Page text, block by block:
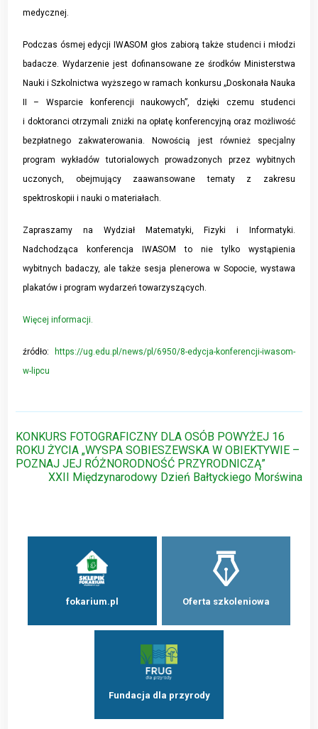
medycznej.
Podczas ósmej edycji IWASOM głos zabiorą także studenci i młodzi
badacze. Wydarzenie jest dofinansowane ze środków Ministerstwa
Nauki i Szkolnictwa wyższego w ramach konkursu „Doskonała Nauka
II – Wsparcie konferencji naukowych”, dzięki czemu studenci
i doktoranci otrzymali zniżki na opłatę konferencyjną oraz możliwość
bezpłatnego zakwaterowania. Nowością jest również specjalny
program wykładów tutorialowych prowadzonych przez wybitnych
uczonych, obejmujący zaawansowane tematy z zakresu
spektroskopii i nauki o materiałach.
Zapraszamy na Wydział Matematyki, Fizyki i Informatyki.
Nadchodząca konferencja IWASOM to nie tylko wystąpienia
wybitnych badaczy, ale także sesja plenerowa w Sopocie, wystawa
plakatów i program wydarzeń towarzyszących.
Więcej informacji.
źródło:
https://ug.edu.pl/news/pl/6950/8-edycja-konferencji-iwasom-
w-lipcu
Nawigacja
wpisu
KONKURS FOTOGRAFICZNY DLA OSÓB POWYŻEJ 16
ROKU ŻYCIA „WYSPA SOBIESZEWSKA W OBIEKTYWIE –
POZNAJ JEJ RÓŻNORODNOŚĆ PRZYRODNICZĄ”
XXII Międzynarodowy Dzień Bałtyckiego Morświna
fokarium.pl Oferta szkoleniowa
Fundacja dla przyrody